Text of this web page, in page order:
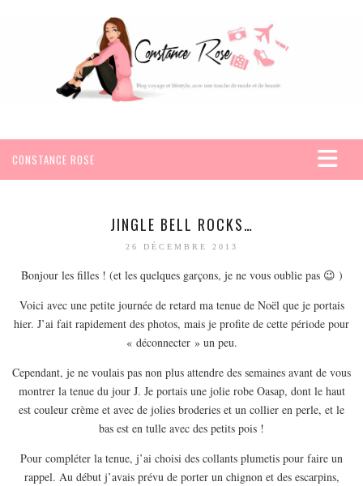
CONSTANCE ROSE
AMÉRIQUE
EUROPE
ESPAGNE
FRANCE
HONGRIE
JINGLE BELL ROCKS…
26 DÉCEMBRE 2013
Bonjour les filles ! (et les quelques garçons, je ne vous oublie pas 😉 )
Voici avec une petite journée de retard ma tenue de Noël que je portais
hier. J’ai fait rapidement des photos, mais je profite de cette période pour
« déconnecter » un peu.
Cependant, je ne voulais pas non plus attendre des semaines avant de vous
montrer la tenue du jour J. Je portais une jolie robe Oasap, dont le haut
est couleur crème et avec de jolies broderies et un collier en perle, et le
bas est en tulle avec des petits pois !
Pour compléter la tenue, j’ai choisi des collants plumetis pour faire un
rappel. Au début j’avais prévu de porter un chignon et des escarpins,